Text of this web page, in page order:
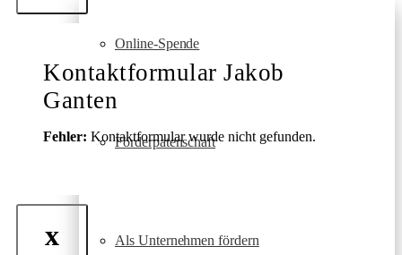
Online-Spende
Förderpatenschaft
Als Unternehmen fördern
Kontaktformular Jakob
Ganten
Fehler: Kontaktformular wurde nicht gefunden.
x